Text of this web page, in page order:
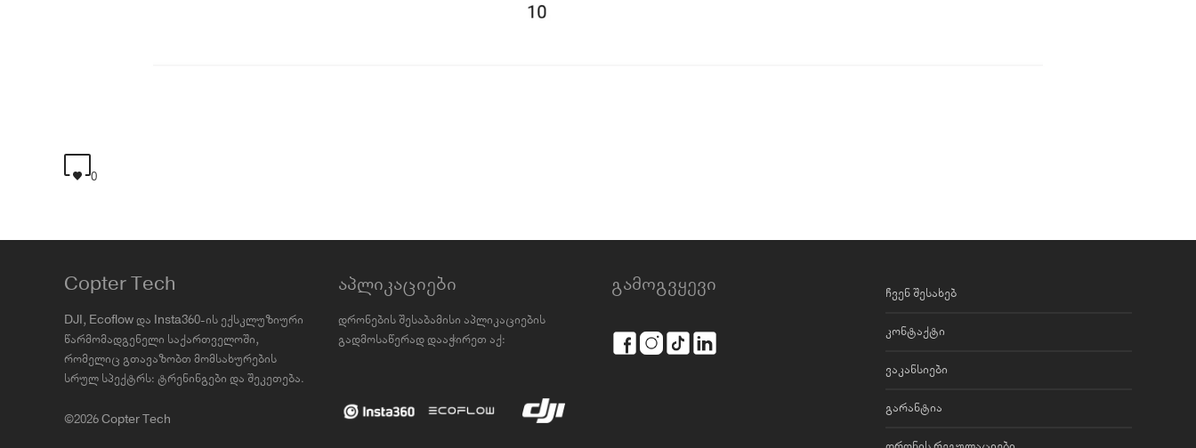
0
Copter Tech
DJI, Ecoflow და Insta360-ის ექსკლუზიური
წარმომადგენელი საქართველოში,
რომელიც გთავაზობთ მომსახურების
სრულ სპექტრს: ტრენინგები და შეკეთება.
©2026 Copter Tech
აპლიკაციები
დრონების შესაბამისი აპლიკაციების
გადმოსაწერად დააჭირეთ აქ:
გამოგვყევი ჩვენ შესახებ
კონტაქტი
ვაკანსიები
გარანტია